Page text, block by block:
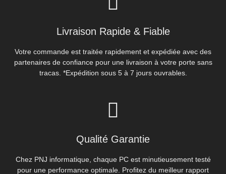
Livraison Rapide & Fiable
Votre commande est traitée rapidement et expédiée avec des
partenaires de confiance pour une livraison à votre porte sans
tracas. *Expédition sous 5 à 7 jours ouvrables.
Qualité Garantie
Chez PNJ informatique, chaque PC est minutieusement testé
pour une performance optimale. Profitez du meilleur rapport